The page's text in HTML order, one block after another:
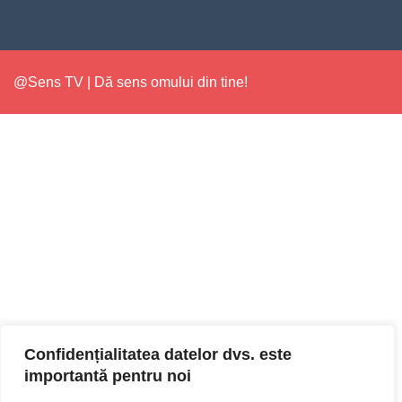
Confidențialitatea datelor dvs. este
importantă pentru noi
@Sens TV | Dă sens omului din tine!